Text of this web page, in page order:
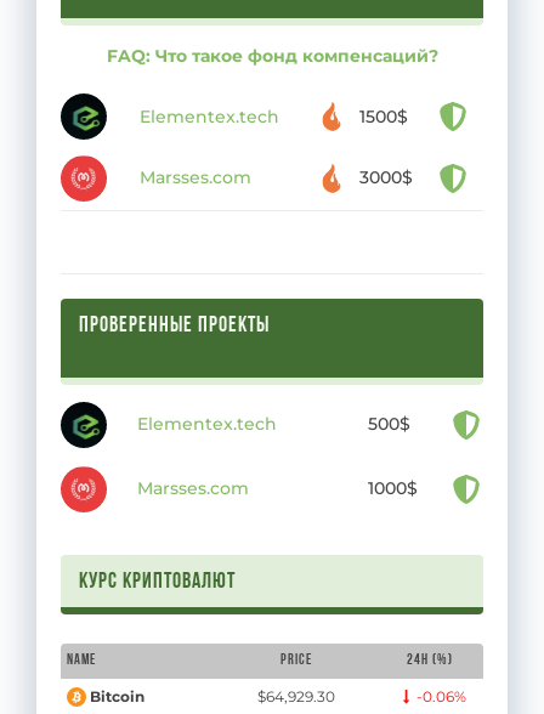
FAQ: Что такое фонд компенсаций?
Elementex.tech 1500$
Marsses.com 3000$
ПРОВЕРЕННЫЕ ПРОЕКТЫ
Elementex.tech 500$
Marsses.com 1000$
Курс криптовалют
Name Price 24H (%)
Bitcoin $64,929.30 -0.06%